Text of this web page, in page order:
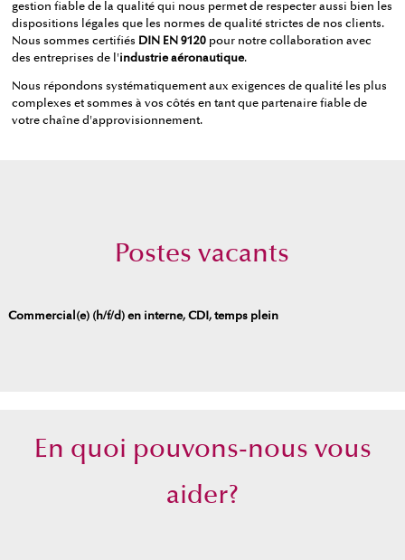
gestion fiable de la qualité qui nous permet de respecter aussi bien les
dispositions légales que les normes de qualité strictes de nos clients.
Nous sommes certifiés DIN EN 9120 pour notre collaboration avec
des entreprises de l'industrie aéronautique.
Nous répondons systématiquement aux exigences de qualité les plus
complexes et sommes à vos côtés en tant que partenaire fiable de
votre chaîne d'approvisionnement.
Postes vacants
Commercial(e) (h/f/d) en interne, CDI, temps plein
En quoi pouvons-nous vous
aider?